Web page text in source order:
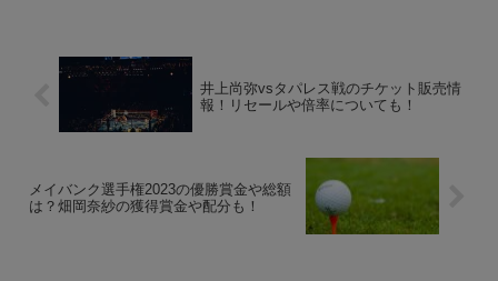
井上尚弥vsタパレス戦のチケット販売情
報！リセールや倍率についても！
メイバンク選手権2023の優勝賞金や総額
は？畑岡奈紗の獲得賞金や配分も！